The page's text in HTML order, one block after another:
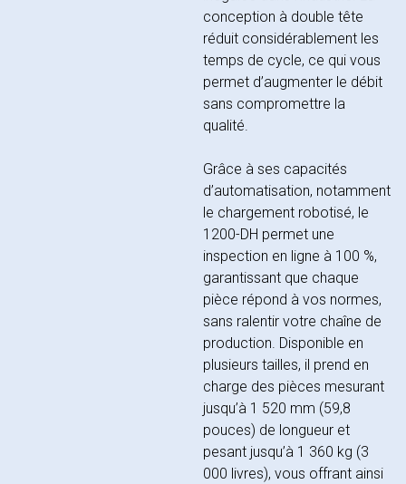
conception à double tête
réduit considérablement les
temps de cycle, ce qui vous
permet d’augmenter le débit
sans compromettre la
qualité.
Grâce à ses capacités
d’automatisation, notamment
le chargement robotisé, le
1200-DH permet une
inspection en ligne à 100 %,
garantissant que chaque
pièce répond à vos normes,
sans ralentir votre chaîne de
production. Disponible en
plusieurs tailles, il prend en
charge des pièces mesurant
jusqu’à 1 520 mm (59,8
pouces) de longueur et
pesant jusqu’à 1 360 kg (3
000 livres), vous offrant ainsi